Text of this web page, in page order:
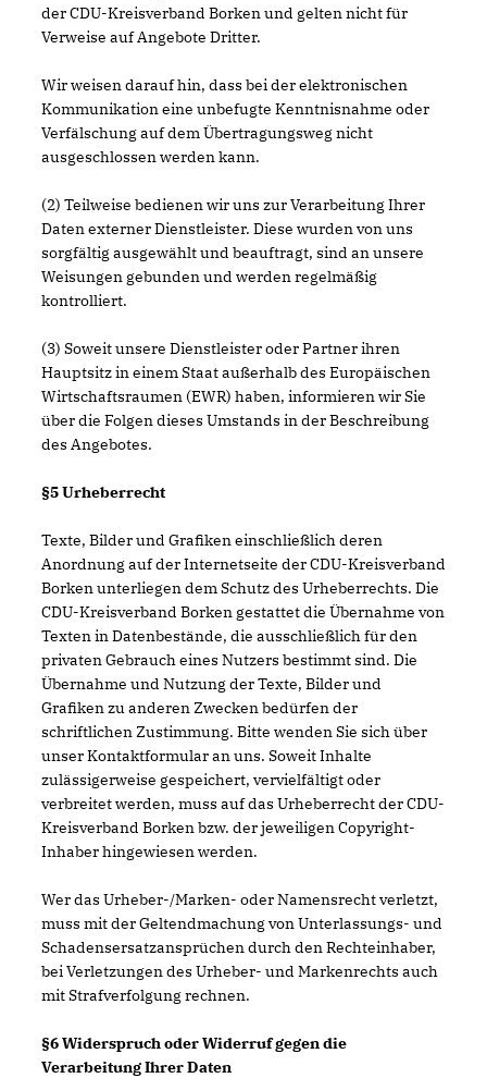
der CDU-Kreisverband Borken und gelten nicht für
Verweise auf Angebote Dritter.
Wir weisen darauf hin, dass bei der elektronischen
Kommunikation eine unbefugte Kenntnisnahme oder
Verfälschung auf dem Übertragungsweg nicht
ausgeschlossen werden kann.
(2) Teilweise bedienen wir uns zur Verarbeitung Ihrer
Daten externer Dienstleister. Diese wurden von uns
sorgfältig ausgewählt und beauftragt, sind an unsere
Weisungen gebunden und werden regelmäßig
kontrolliert.
(3) Soweit unsere Dienstleister oder Partner ihren
Hauptsitz in einem Staat außerhalb des Europäischen
Wirtschaftsraumen (EWR) haben, informieren wir Sie
über die Folgen dieses Umstands in der Beschreibung
des Angebotes.
§5 Urheberrecht
Texte, Bilder und Grafiken einschließlich deren
Anordnung auf der Internetseite der CDU-Kreisverband
Borken unterliegen dem Schutz des Urheberrechts. Die
CDU-Kreisverband Borken gestattet die Übernahme von
Texten in Datenbestände, die ausschließlich für den
privaten Gebrauch eines Nutzers bestimmt sind. Die
Übernahme und Nutzung der Texte, Bilder und
Grafiken zu anderen Zwecken bedürfen der
schriftlichen Zustimmung. Bitte wenden Sie sich über
unser Kontaktformular an uns. Soweit Inhalte
zulässigerweise gespeichert, vervielfältigt oder
verbreitet werden, muss auf das Urheberrecht der CDU-
Kreisverband Borken bzw. der jeweiligen Copyright-
Inhaber hingewiesen werden.
Wer das Urheber-/Marken- oder Namensrecht verletzt,
muss mit der Geltendmachung von Unterlassungs- und
Schadensersatzansprüchen durch den Rechteinhaber,
bei Verletzungen des Urheber- und Markenrechts auch
mit Strafverfolgung rechnen.
§6 Widerspruch oder Widerruf gegen die
Verarbeitung Ihrer Daten